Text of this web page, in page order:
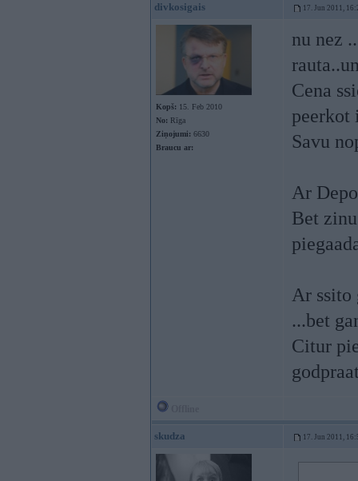
divkosigais 17. Jun 2011,
Kopš: 15. Feb 2010
No: Rīga
Ziņojumi: 6630
Braucu ar:
nu nez
Cena
peerkot
Savu
Ar
Bet
Ar ssito
...bet
Citur
skudza 17. Jun 2011,